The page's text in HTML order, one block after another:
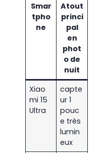
Smar
tpho
ne
Atout
princi
pal
en
phot
o de
nuit
Xiao
mi 15
Ultra
capte
ur 1
pouc
e très
lumin
eux